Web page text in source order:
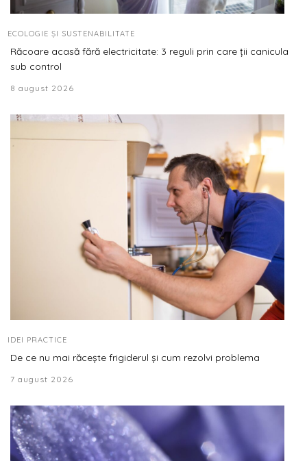
ECOLOGIE ȘI SUSTENABILITATE
Răcoare acasă fără electricitate: 3 reguli prin care ții canicula
sub control
8 august 2026
IDEI PRACTICE
De ce nu mai răcește frigiderul și cum rezolvi problema
7 august 2026